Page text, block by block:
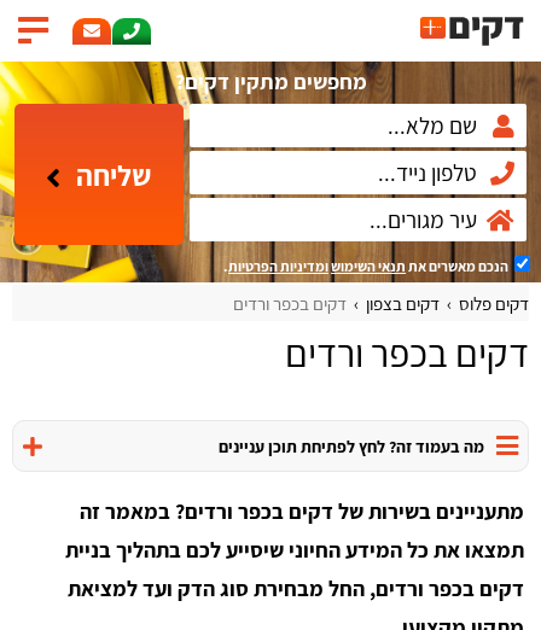
מחפשים מתקין דקים?
שליחה
הנכם מאשרים את תנאי השימושומדיניות הפרטיות.
דקים פלוס דקים בצפון דקים בכפר ורדים
דקים בכפר ורדים
מה בעמוד זה? לחץ לפתיחת תוכן עניינים
מתעניינים בשירות של דקים בכפר ורדים? במאמר זה
תמצאו את כל המידע החיוני שיסייע לכם בתהליך בניית
דקים בכפר ורדים, החל מבחירת סוג הדק ועד למציאת